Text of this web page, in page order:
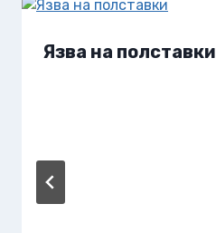
Язва на полставки